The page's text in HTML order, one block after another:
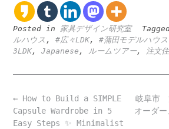
Posted in 家具デザイン研究室
ルハウス , #広々LDK, #蒲田モデルハウス
3LDK, Japanese , ルームツアー, 注文
Post
navigation
岐阜市
オーダ
← How to Build a SIMPLE
Capsule Wardrobe in 5
Easy Steps ✨ Minimalist